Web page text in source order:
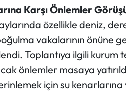
Karşı Önlemler
özellikle deniz,
vakalarının önüne
Toplantıya ilgili kurum
önlemler masaya
için su